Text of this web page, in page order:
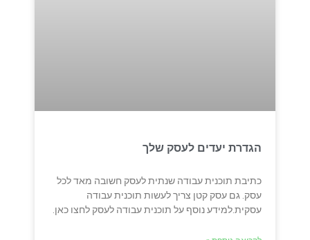
הגדרת יעדים לעסק שלך
כתיבת תוכנית עבודה שנתית לעסק חשובה מאד לכל
עסק. גם עסק קטן צריך לעשות תוכנית עבודה
עסקית.למידע נוסף על תוכנית עבודה לעסק לחצו כאן.